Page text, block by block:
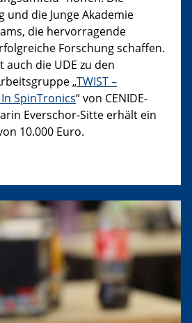
und die Junge Akademie
die hervorragende
Forschung schaffen.
auch die UDE zu den
„TWIST –
SpinTronics“ von CENIDE-
Everschor-Sitte erhält ein
10.000 Euro.